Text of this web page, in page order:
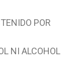
POR
NI ALCOHOL